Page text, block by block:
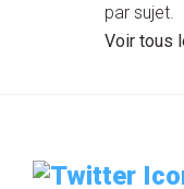
par sujet.
Voir tous